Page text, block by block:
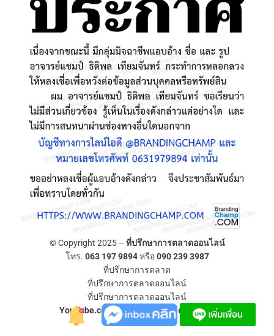
© Copyright 2025 – ที่ปรึกษาการตลาดออนไลน์
โทร. 063 197 9894หรือ090 239 3987
ที่ปรึกษาการตลาด
ที่ปรึกษาการตลาดออนไลน์
ที่ปรึกษาการตลาดออนไลน์
YouTube.com/ที่ปรึกษาการตลาดออนไลน์